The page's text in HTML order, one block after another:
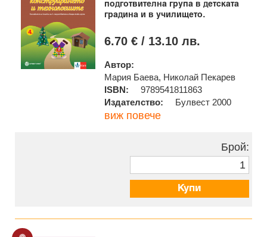
подготвителна група в детската
градина и в училището.
6.70 € / 13.10 лв.
Автор:
Мария Баева, Николай Пекарев
ISBN:
9789541811863
Издателство:
Булвест 2000
виж повече
Брой:
Купи